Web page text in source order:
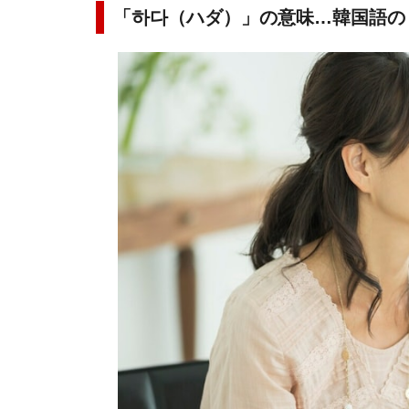
「하다（ハダ）」の意味…韓国語